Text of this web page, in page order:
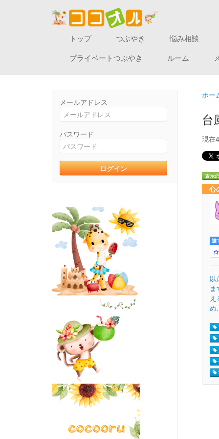
トップ つぶやき
悩み相談
プライベートつぶやき
ルーム
メールアドレス
パスワード
ホー
台
現在
表示
心
誰
以
め